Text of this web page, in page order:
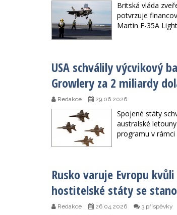
Britská vláda
potvrzuje
Martin F-35A
USA schválily výcvikový
Growlery za 2 miliardy
Redakce 29.06.2026
Spojené státy
australské
programu v rámci
Rusko varuje Evropu
hostitelské státy se
Redakce 26.04.2026 3 příspěvky